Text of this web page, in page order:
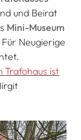
und Beirat
Mini-Museum
Neugierige
Trafohaus ist